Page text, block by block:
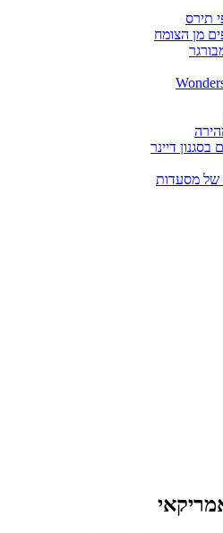
תירס
מן הצומח
דיינר
של מסעדות